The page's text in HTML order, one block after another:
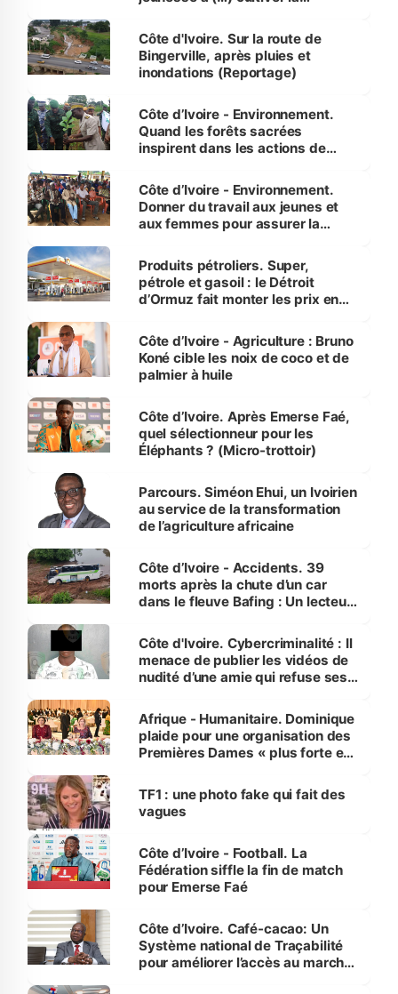
(Alassane Ouattara
Côte d'Ivoire. Sur la route de
Bingerville, après pluies et
inondations (Reportage)
Côte d’Ivoire - Environnement.
Quand les forêts sacrées
inspirent dans les actions de
Côte d’Ivoire - Environnement.
Donner du travail aux jeunes et
aux femmes pour assurer la
menacées
Produits pétroliers. Super,
pétrole et gasoil : le Détroit
d’Ormuz fait monter les prix en
Côte d’Ivoire - Agriculture : Bruno
Koné cible les noix de coco et de
palmier à huile
Côte d’Ivoire. Après Emerse Faé,
quel sélectionneur pour les
Éléphants ? (Micro-trottoir)
Parcours. Siméon Ehui, un Ivoirien
au service de la transformation
de l’agriculture africaine
Côte d’Ivoire - Accidents. 39
morts après la chute d’un car
dans le fleuve Bafing : Un lecteur
des Transports
Côte d'Ivoire. Cybercriminalité : Il
menace de publier les vidéos de
nudité d’une amie qui refuse ses
Afrique - Humanitaire. Dominique
plaide pour une organisation des
Premières Dames « plus forte et
sur la scène internationale »
TF1 : une photo fake qui fait des
vagues
Côte d’Ivoire - Football. La
Fédération siffle la fin de match
pour Emerse Faé
Côte d’Ivoire. Café-cacao: Un
Système national de Traçabilité
pour améliorer l’accès au marché